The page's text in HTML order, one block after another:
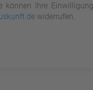
können Ihre
widerrufen.